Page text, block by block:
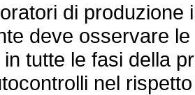
di produzione
deve osservare
tutte le fasi della
nel